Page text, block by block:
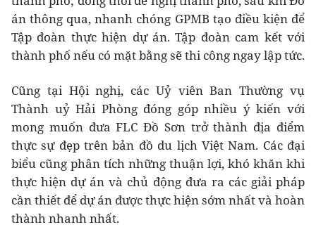
án thông qua, nhanh chóng GPMB tạo điều kiện để
Tập đoàn thực hiện dự án. Tập đoàn cam kết với
thành phố nếu có mặt bằng sẽ thi công ngay lập tức.
Cũng tại Hội nghị, các Uỷ viên Ban Thường vụ
Thành uỷ Hải Phòng đóng góp nhiều ý kiến với
mong muốn đưa FLC Đồ Sơn trở thành địa điểm
thực sự đẹp trên bản đồ du lịch Việt Nam. Các đại
biểu cũng phân tích những thuận lợi, khó khăn khi
thực hiện dự án và chủ động đưa ra các giải pháp
cần thiết để dự án được thực hiện sớm nhất và hoàn
thành nhanh nhất.